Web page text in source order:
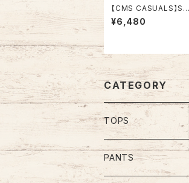
【CMS CASUALS】S/
S Tee L 80s-90s M
ade in USA “DUCK L
ル ビール アルコール ヴ
テッチ アメリカ USA レ
トロ 古着
¥6,480
CATEGORY
TOPS
Tee
PANTS